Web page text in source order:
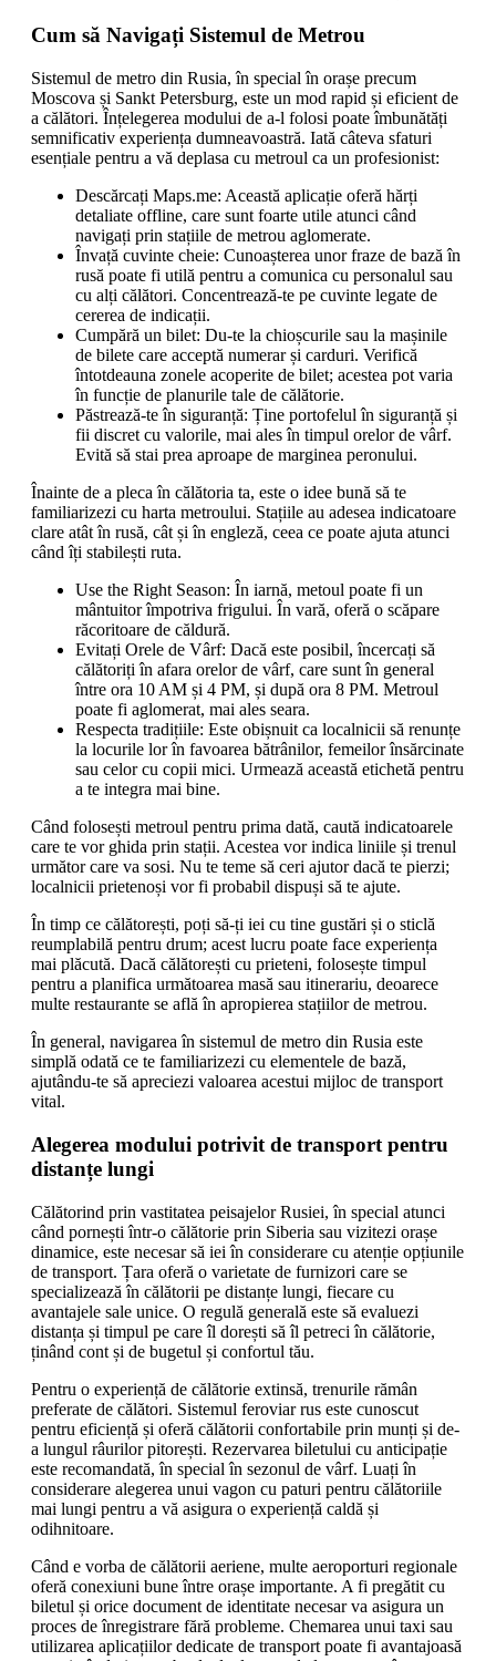
Cum să Navigați Sistemul de Metrou
Sistemul de metro din Rusia, în special în orașe precum
Moscova și Sankt Petersburg, este un mod rapid și eficient de
a călători. Înțelegerea modului de a-l folosi poate îmbunătăți
semnificativ experiența dumneavoastră. Iată câteva sfaturi
esențiale pentru a vă deplasa cu metroul ca un profesionist:
Descărcați Maps.me: Această aplicație oferă hărți
detaliate offline, care sunt foarte utile atunci când
navigați prin stațiile de metrou aglomerate.
Învață cuvinte cheie: Cunoașterea unor fraze de bază în
rusă poate fi utilă pentru a comunica cu personalul sau
cu alți călători. Concentrează-te pe cuvinte legate de
cererea de indicații.
Cumpără un bilet: Du-te la chioșcurile sau la mașinile
de bilete care acceptă numerar și carduri. Verifică
întotdeauna zonele acoperite de bilet; acestea pot varia
în funcție de planurile tale de călătorie.
Păstrează-te în siguranță: Ține portofelul în siguranță și
fii discret cu valorile, mai ales în timpul orelor de vârf.
Evită să stai prea aproape de marginea peronului.
Înainte de a pleca în călătoria ta, este o idee bună să te
familiarizezi cu harta metroului. Stațiile au adesea indicatoare
clare atât în rusă, cât și în engleză, ceea ce poate ajuta atunci
când îți stabilești ruta.
Use the Right Season: În iarnă, metoul poate fi un
mântuitor împotriva frigului. În vară, oferă o scăpare
răcoritoare de căldură.
Evitați Orele de Vârf: Dacă este posibil, încercați să
călătoriți în afara orelor de vârf, care sunt în general
între ora 10 AM și 4 PM, și după ora 8 PM. Metroul
poate fi aglomerat, mai ales seara.
Respecta tradițiile: Este obișnuit ca localnicii să renunțe
la locurile lor în favoarea bătrânilor, femeilor însărcinate
sau celor cu copii mici. Urmează această etichetă pentru
a te integra mai bine.
Când folosești metroul pentru prima dată, caută indicatoarele
care te vor ghida prin stații. Acestea vor indica liniile și trenul
următor care va sosi. Nu te teme să ceri ajutor dacă te pierzi;
localnicii prietenoși vor fi probabil dispuși să te ajute.
În timp ce călătorești, poți să-ți iei cu tine gustări și o sticlă
reumplabilă pentru drum; acest lucru poate face experiența
mai plăcută. Dacă călătorești cu prieteni, folosește timpul
pentru a planifica următoarea masă sau itinerariu, deoarece
multe restaurante se află în apropierea stațiilor de metrou.
În general, navigarea în sistemul de metro din Rusia este
simplă odată ce te familiarizezi cu elementele de bază,
ajutându-te să apreciezi valoarea acestui mijloc de transport
vital.
Alegerea modului potrivit de transport pentru
distanțe lungi
Călătorind prin vastitatea peisajelor Rusiei, în special atunci
când pornești într-o călătorie prin Siberia sau vizitezi orașe
dinamice, este necesar să iei în considerare cu atenție opțiunile
de transport. Țara oferă o varietate de furnizori care se
specializează în călătorii pe distanțe lungi, fiecare cu
avantajele sale unice. O regulă generală este să evaluezi
distanța și timpul pe care îl dorești să îl petreci în călătorie,
ținând cont și de bugetul și confortul tău.
Pentru o experiență de călătorie extinsă, trenurile rămân
preferate de călători. Sistemul feroviar rus este cunoscut
pentru eficiență și oferă călătorii confortabile prin munți și de-
a lungul râurilor pitorești. Rezervarea biletului cu anticipație
este recomandată, în special în sezonul de vârf. Luați în
considerare alegerea unui vagon cu paturi pentru călătoriile
mai lungi pentru a vă asigura o experiență caldă și
odihnitoare.
Când e vorba de călătorii aeriene, multe aeroporturi regionale
oferă conexiuni bune între orașe importante. A fi pregătit cu
biletul și orice document de identitate necesar va asigura un
proces de înregistrare fără probleme. Chemarea unui taxi sau
utilizarea aplicațiilor dedicate de transport poate fi avantajoasă